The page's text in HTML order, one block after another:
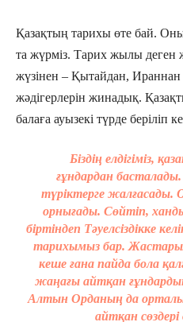
Қазақтың тарихы өте бай. Оны
та жүрміз. Тарих жылы
жүзінен – Қытайдан,
жәдігерлерін жинадық.
балаға ауызекі түрде беріліп
Біздің елдігіміз,
ғұндардан
түріктерге жалғасады.
орнығады. Сөйтіп,
біртіндеп Тәуелсіздікке
тарихымыз бар.
кеше ғана пайда бола
жаңағы айтқан
Алтын Орданың да
айтқан